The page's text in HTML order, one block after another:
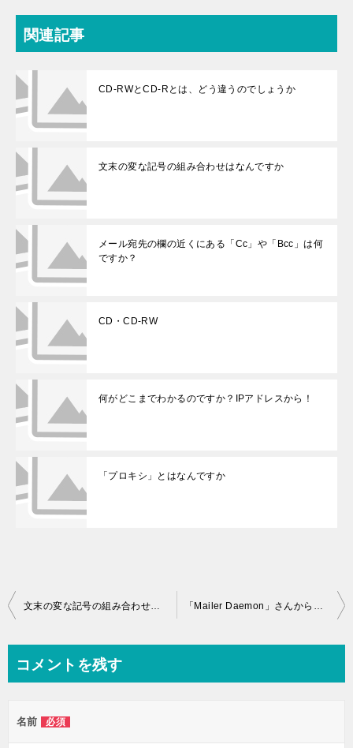
関連記事
CD-RWとCD-Rとは、どう違うのでしょうか
文末の変な記号の組み合わせはなんですか
メール宛先の欄の近くにある「Cc」や「Bcc」は何
ですか？
CD・CD-RW
何がどこまでわかるのですか？IPアドレスから！
「プロキシ」とはなんですか
投稿ナビゲーション 文末の変な記号の組み合わせはなんですか 「Mailer Daemon」さんから英語だらけの妙なメールが届きました
コメントを残す
名前 必須